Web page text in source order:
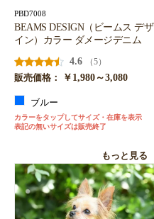
PBD7008
BEAMS DESIGN（ビームス デザ
イン）カラー ダメージデニム
4.6
（5）
販売価格：
￥1,980～3,080
ブルー
カラーをタップしてサイズ・在庫を表示
表記の無いサイズは販売終了
もっと見る